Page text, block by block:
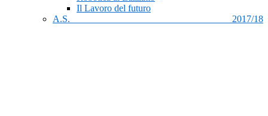
Il Lavoro del futuro
A.S. 2017/18